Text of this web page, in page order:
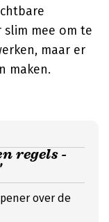
slim mee om te
maar er
maken.
regels -
over de